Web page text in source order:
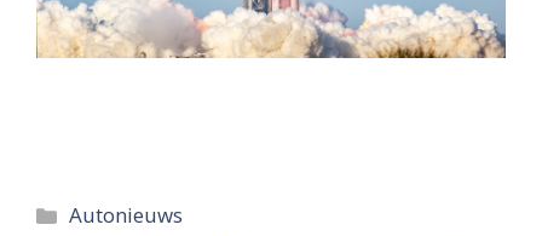
Categorieën
Autonieuws